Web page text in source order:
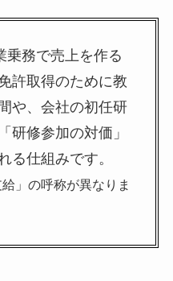
乗務で売上を作る
許取得のために教
や、会社の初任研
研修参加の対価」
る仕組みです。
」の呼称が異なりま